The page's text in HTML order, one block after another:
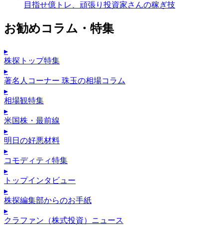
目指せ億トレ、頑張り投資家さんの稼ぎ技
お勧めコラム・特集
▸
株探トップ特集
▸
著名人コーナー 珠玉の相場コラム
▸
相場観特集
▸
米国株・最前線
▸
明日の好悪材料
▸
コモディティ特集
▸
トップインタビュー
▸
株探編集部からのお手紙
▸
クラファン（株式投資）ニュース